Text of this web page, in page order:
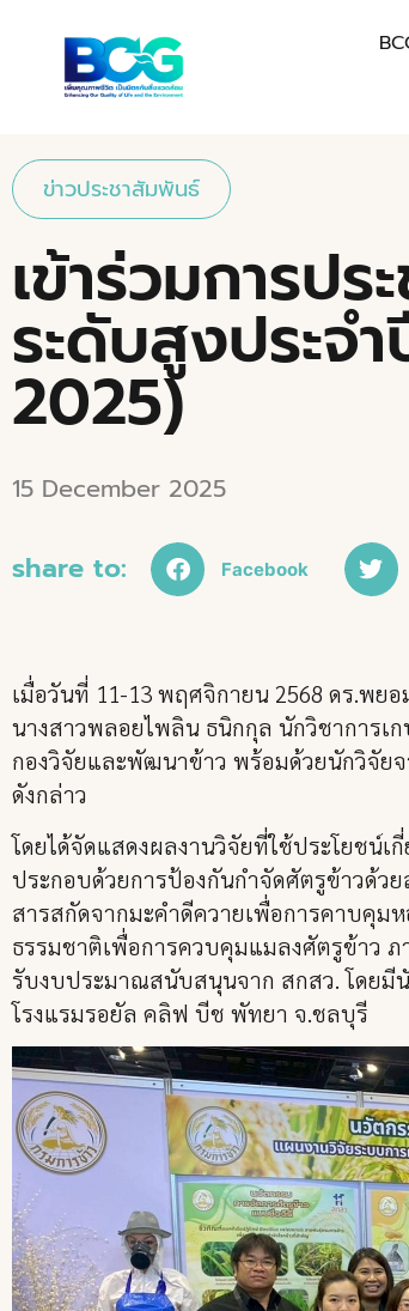
ข่าวประชาสัมพันธ์
เข้าร่วมการป
ระดับสูงประจ
2025)
15 December 2025
share to: Facebook
เมื่อวันที่ 11-13 พฤศจิกายน 2568 ดร.พ
นางสาวพลอยไพลิน ธนิกกุล นักวิชาการเ
กองวิจัยและพัฒนาข้าว พร้อมด้วยนักวิจัย
ดังกล่าว
โดยได้จัดแสดงผลงานวิจัยที่ใช้ประโยชน์
ประกอบด้วยการป้องกันกำจัดศัตรูข้าวด้
สารสกัดจากมะคำดีควายเพื่อการคาบคุม
ธรรมชาติเพื่อการควบคุมแมลงศัตรูข้าว
รับงบประมาณสนับสนุนจาก สกสว. โดยมี
โรงแรมรอยัล คลิฟ บีช พัทยา จ.ชลบุรี